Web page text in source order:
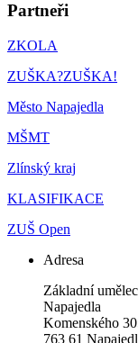
Partneři
ZKOLA
ZUŠKA?ZUŠKA!
Město Napajedla
MŠMT
Zlínský kraj
KLASIFIKACE
ZUŠ Open
Adresa
Základní
Napajedla
Komenského
763 61